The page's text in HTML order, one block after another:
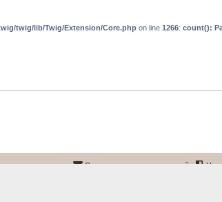
twig/lib/Twig/Extension/Core.php on line 1266: count():
Связаться с администрацией